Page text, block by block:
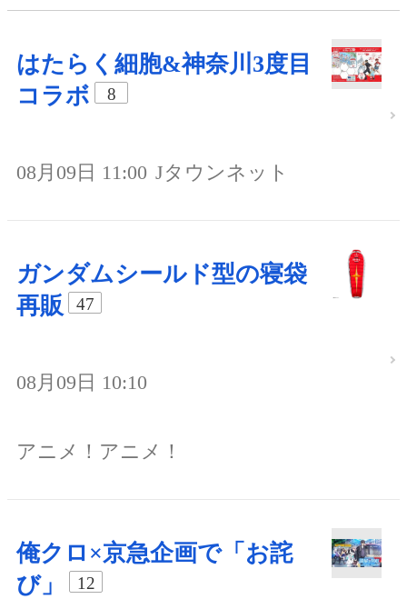
はたらく細胞&神奈川3度目
コラボ
8
08月09日 11:00 Jタウンネット
ガンダムシールド型の寝袋
再販
47
08月09日 10:10
アニメ！アニメ！
俺クロ×京急企画で「お詫
び」
12